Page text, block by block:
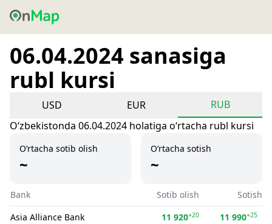
06.04.2024 sanasiga
rubl kursi
USD EUR
RUB
Oʻzbekistonda 06.04.2024 holatiga oʻrtacha rubl kursi
O‘rtacha sotib olish
~
O‘rtacha sotish
~
Bank Sotib olish
Sotish
Asia Alliance Bank
11 920+20 11 990+25